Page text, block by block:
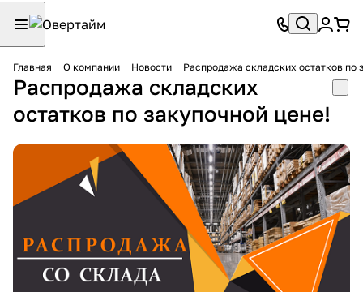
Главная О компании Новости Распродажа складских остатков по
Распродажа складских
остатков по закупочной цене!